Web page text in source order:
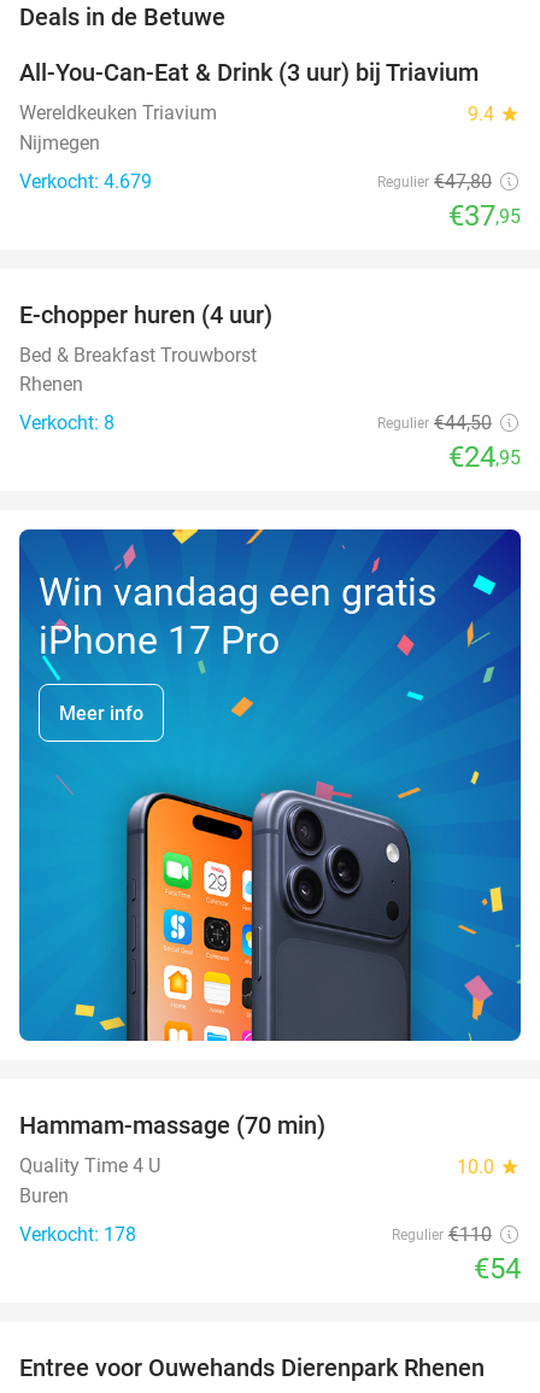
Deals in de Betuwe
21%
All-You-Can-Eat & Drink (3 uur) bij Triavium
Wereldkeuken Triavium 9.4 star
Nijmegen
Verkocht: 4.679
Regulier €47,80
€37,95
NEW
TODAY
E-chopper huren (4 uur)
Bed & Breakfast Trouwborst
Rhenen
Verkocht: 8
Regulier €44,50
€24,95
Win vandaag een gratis
iPhone 17 Pro
Meer info
Hammam-massage (70 min)
Quality Time 4 U 10.0 star
Buren
Verkocht: 178
Regulier €110
€54
19%
Entree voor Ouwehands Dierenpark Rhenen